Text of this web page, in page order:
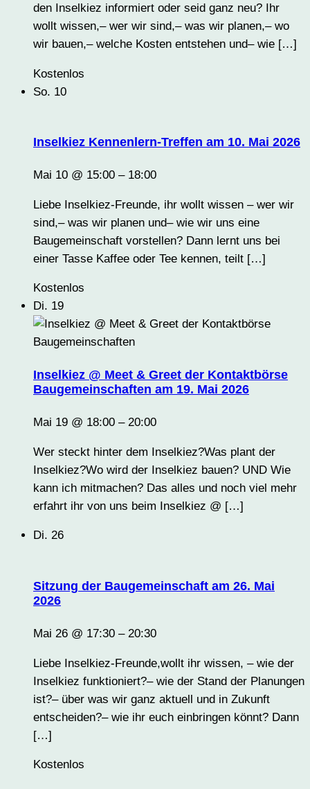
den Inselkiez informiert oder seid ganz neu? Ihr
wollt wissen,– wer wir sind,– was wir planen,– wo
wir bauen,– welche Kosten entstehen und– wie […]
Kostenlos
So. 10
Inselkiez Kennenlern-Treffen am 10. Mai 2026
Mai 10 @ 15:00 – 18:00
Liebe Inselkiez-Freunde, ihr wollt wissen – wer wir
sind,– was wir planen und– wie wir uns eine
Baugemeinschaft vorstellen? Dann lernt uns bei
einer Tasse Kaffee oder Tee kennen, teilt […]
Kostenlos
Di. 19
Inselkiez @ Meet & Greet der Kontaktbörse
Baugemeinschaften am 19. Mai 2026
Mai 19 @ 18:00 – 20:00
Wer steckt hinter dem Inselkiez?Was plant der
Inselkiez?Wo wird der Inselkiez bauen? UND Wie
kann ich mitmachen? Das alles und noch viel mehr
erfahrt ihr von uns beim Inselkiez @ […]
Di. 26
Sitzung der Baugemeinschaft am 26. Mai
2026
Mai 26 @ 17:30 – 20:30
Liebe Inselkiez-Freunde,wollt ihr wissen, – wie der
Inselkiez funktioniert?– wie der Stand der Planungen
ist?– über was wir ganz aktuell und in Zukunft
entscheiden?– wie ihr euch einbringen könnt? Dann
[…]
Kostenlos